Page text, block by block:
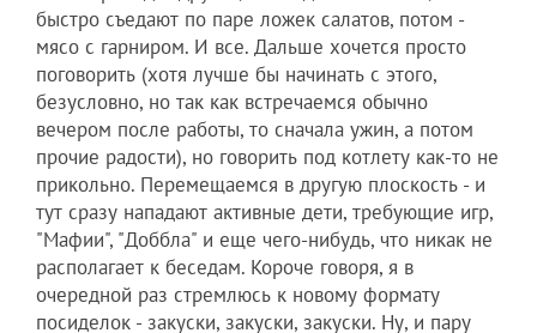
быстро съедают по паре ложек салатов, потом -
мясо с гарниром. И все. Дальше хочется просто
поговорить (хотя лучше бы начинать с этого,
безусловно, но так как встречаемся обычно
вечером после работы, то сначала ужин, а потом
прочие радости), но говорить под котлету как-то не
прикольно. Перемещаемся в другую плоскость - и
тут сразу нападают активные дети, требующие игр,
"Мафии", "Доббла" и еще чего-нибудь, что никак не
располагает к беседам. Короче говоря, я в
очередной раз стремлюсь к новому формату
посиделок - закуски, закуски, закуски. Ну, и пару